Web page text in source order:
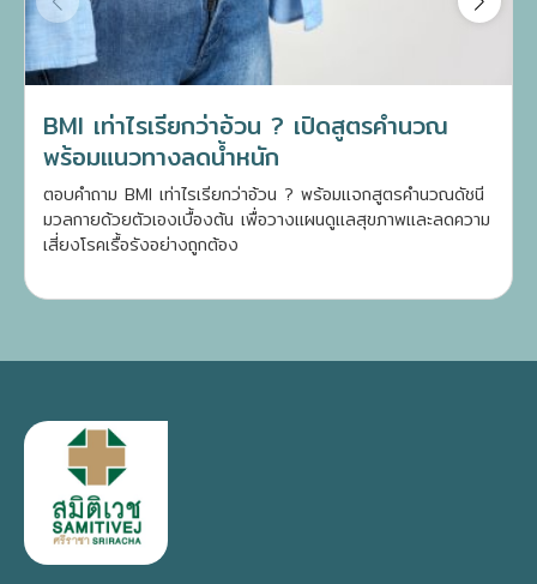
BMI เท่าไรเรียกว่าอ้วน ? เปิดสูตรคำนวณ
พร้อมแนวทางลดน้ำหนัก
ตอบคำถาม BMI เท่าไรเรียกว่าอ้วน ? พร้อมแจกสูตรคำนวณดัชนี
มวลกายด้วยตัวเองเบื้องต้น เพื่อวางแผนดูแลสุขภาพและลดความ
เสี่ยงโรคเรื้อรังอย่างถูกต้อง